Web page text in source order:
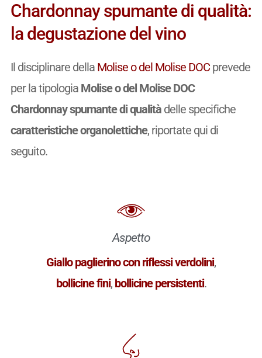
Chardonnay spumante di qualità:
la degustazione del vino
Il disciplinare della Molise o del Molise DOCprevede
per la tipologia Molise o del Molise DOC
Chardonnay spumante di qualitàdelle specifiche
caratteristiche organolettiche, riportate qui di
seguito.
Aspetto
Giallo paglierino con riflessi verdolini,
bollicine fini, bollicine persistenti.